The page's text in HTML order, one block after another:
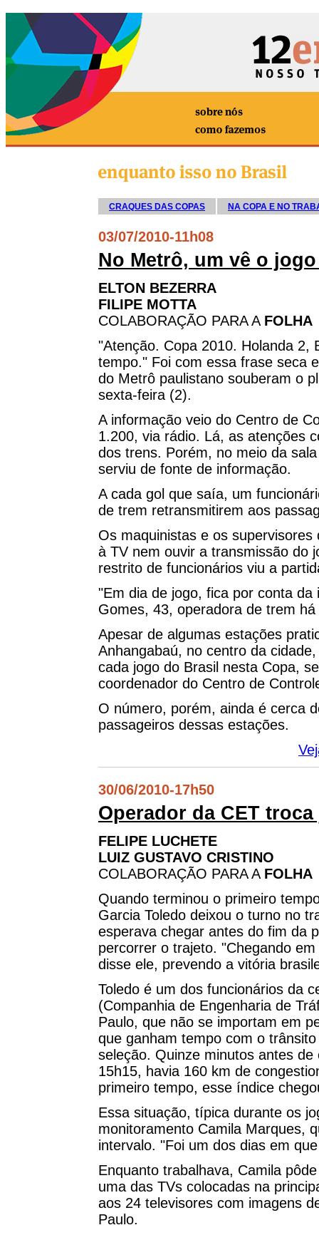
CRAQUES DAS COPAS NA COPA E NO
03/07/2010-11h08
No Metrô, um vê o
ELTON BEZERRA
FILIPE MOTTA
COLABORAÇÃO PARA A FOLHA
"Atenção. Copa 2010. Holanda 2,
tempo." Foi com essa frase seca
do Metrô paulistano souberam o
sexta-feira (2).
A informação veio do Centro de
1.200, via rádio. Lá, as atenções
dos trens. Porém, no meio da
serviu de fonte de informação.
A cada gol que saía, um
de trem retransmitirem aos
Os maquinistas e os
à TV nem ouvir a transmissão do
restrito de funcionários viu a
"Em dia de jogo, fica por conta
Gomes, 43, operadora de trem
Apesar de algumas estações
Anhangabaú, no centro da
cada jogo do Brasil nesta Copa,
coordenador do Centro de
O número, porém, ainda é cerca
passageiros dessas estações.
30/06/2010-17h50
Operador da CET
FELIPE LUCHETE
LUIZ GUSTAVO CRISTINO
COLABORAÇÃO PARA A FOLHA
Quando terminou o primeiro
Garcia Toledo deixou o turno no
esperava chegar antes do fim da
percorrer o trajeto. "Chegando
disse ele, prevendo a vitória
Toledo é um dos funcionários da
(Companhia de Engenharia de
Paulo, que não se importam em
que ganham tempo com o
seleção. Quinze minutos antes
15h15, havia 160 km de
primeiro tempo, esse índice
Essa situação, típica durante os
monitoramento Camila Marques,
intervalo. "Foi um dos dias em
Enquanto trabalhava, Camila
uma das TVs colocadas na
aos 24 televisores com imagens
Paulo.